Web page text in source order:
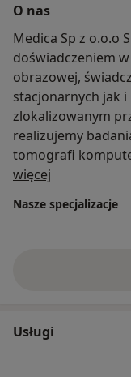
O nas
Medica Sp z o.o.o
doświadczeniem
obrazowej,
stacjonarnych jak
zlokalizowanym
realizujemy
tomografi
oraz
województwach
więcej
Nasze specjalizacje
Usługi